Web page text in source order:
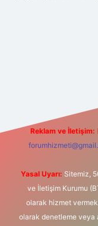
Reklam ve İletişim:
Yasal Uyarı: Sitemiz,
ve İletişim Kurumu
olarak hizmet
olarak denetleme veya